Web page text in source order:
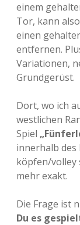
einem
Tor, kann
einen
entfernen.
Variationen,
Grundgerüst.
Dort, wo ich
westlichen
Spiel
innerhalb
köpfen/volley
mehr exakt.
Die Frage ist
Du es